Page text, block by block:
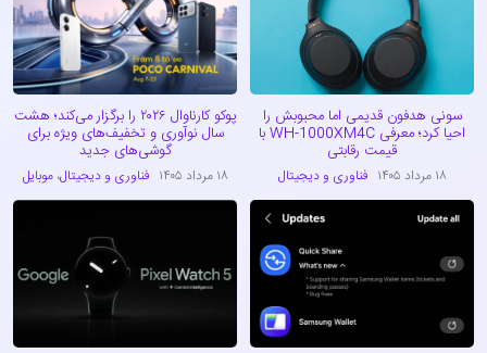
سونی هدفون قدیمی اما محبوبش را
احیا کرد؛ معرفی WH-1000XM4C با
قیمت رقابتی
۱۸ مرداد ۱۴۰۵ فناوری و دیجیتال
پوکو کارناوال ۲۰۲۶ را برگزار می‌کند؛ هشت
سال نوآوری و تخفیف‌های ویژه برای
گوشی‌های جدید
۱۸ مرداد ۱۴۰۵ فناوری و دیجیتال،موبایل